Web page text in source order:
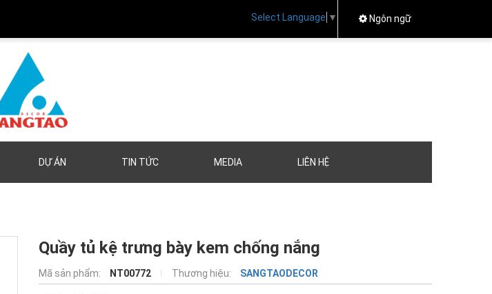
Ngôn ngữ
Select Language ▼
DỰ ÁN TIN TỨC MEDIA LIÊN HỆ
Quầy tủ kệ trưng bày kem chống nắng
Mã sản phẩm: NT00772 Thương hiệu: SANGTAODECOR